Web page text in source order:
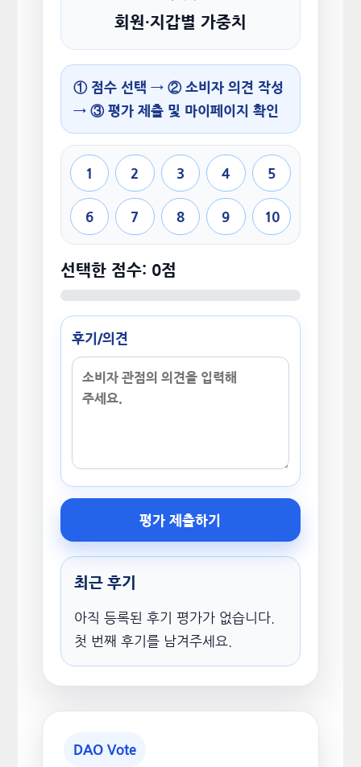
회원·지갑별 가중치
① 점수 선택 → ② 소비자 의견 작성
→ ③ 평가 제출 및 마이페이지 확인
1 2 3 4 5
6 7 8 9 10
선택한 점수: 0점
후기/의견
평가 제출하기
최근 후기
아직 등록된 후기 평가가 없습니다.
첫 번째 후기를 남겨주세요.
DAO Vote